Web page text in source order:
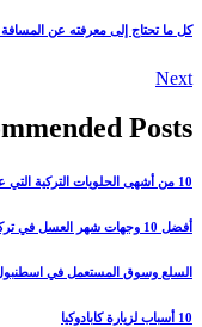
كل ما تحتاج إلى معرفته عن
Next
Posts
10 من أشهى الحلويات التركية التي عليك تجربتها
أفضل 10 وجهات شهر العسل في تركيا
السلع وسوق المستعمل في
10 أسباب لزيارة كابادوكيا